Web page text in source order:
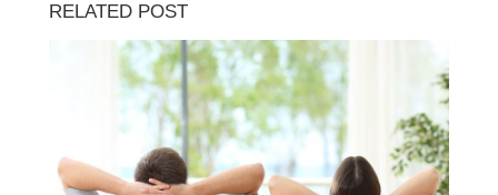
RELATED POST